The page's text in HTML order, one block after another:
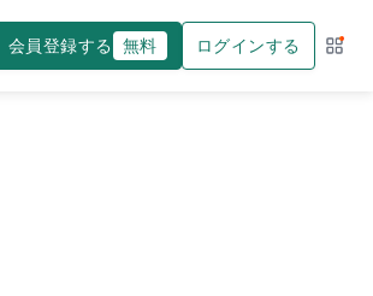
会員登録する 無料 ログインする サー